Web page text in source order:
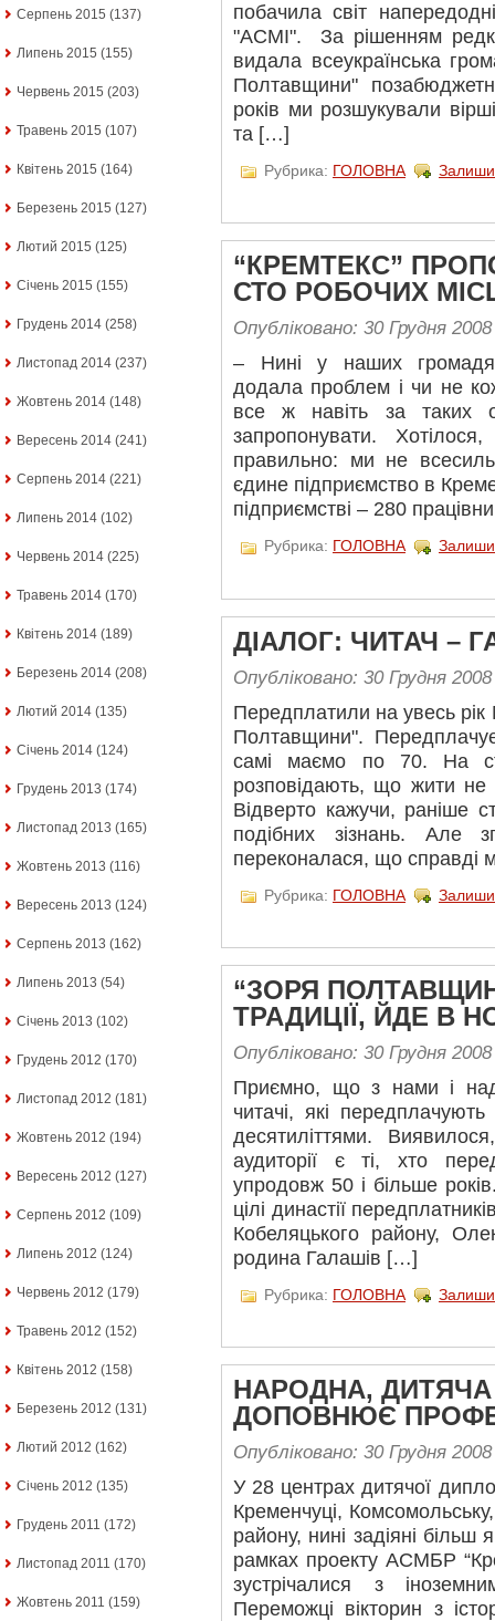
Серпень 2015 (137)
Липень 2015 (155)
Червень 2015 (203)
Травень 2015 (107)
Квітень 2015 (164)
Березень 2015 (127)
Лютий 2015 (125)
Січень 2015 (155)
Грудень 2014 (258)
Листопад 2014 (237)
Жовтень 2014 (148)
Вересень 2014 (241)
Серпень 2014 (221)
Липень 2014 (102)
Червень 2014 (225)
Травень 2014 (170)
Квітень 2014 (189)
Березень 2014 (208)
Лютий 2014 (135)
Січень 2014 (124)
Грудень 2013 (174)
Листопад 2013 (165)
Жовтень 2013 (116)
Вересень 2013 (124)
Серпень 2013 (162)
Липень 2013 (54)
Січень 2013 (102)
Грудень 2012 (170)
Листопад 2012 (181)
Жовтень 2012 (194)
Вересень 2012 (127)
Серпень 2012 (109)
Липень 2012 (124)
Червень 2012 (179)
Травень 2012 (152)
Квітень 2012 (158)
Березень 2012 (131)
Лютий 2012 (162)
Січень 2012 (135)
Грудень 2011 (172)
Листопад 2011 (170)
Жовтень 2011 (159)
побачила світ
"АСМІ". За рішенням
видала всеукраїнська
Полтавщини"
років ми розшукували
та […]
Рубрика: ГОЛОВНА
“КРЕМТЕКС”
СТО РОБОЧИХ
Опубліковано: 30 Грудня 2008
– Нині у наших
додала проблем і чи не
все ж навіть за таких
запропонувати.
правильно: ми не
єдине підприємство в
підприємстві – 280
Рубрика: ГОЛОВНА
ДІАЛОГ: ЧИТАЧ –
Опубліковано: 30 Грудня 2008
Передплатили на увесь
Полтавщини".
самі маємо по 70. На
розповідають, що жити не
Відверто кажучи, раніше
подібних зізнань. Але
переконалася, що справді
Рубрика: ГОЛОВНА
“ЗОРЯ
ТРАДИЦІЇ, ЙДЕ В
Опубліковано: 30 Грудня 2008
Приємно, що з нами і
читачі, які
десятиліттями.
аудиторії є ті, хто
упродовж 50 і більше
цілі династії
Кобеляцького району,
родина Галашів […]
Рубрика: ГОЛОВНА
НАРОДНА,
ДОПОВНЮЄ
Опубліковано: 30 Грудня 2008
У 28 центрах дитячої
Кременчуці,
району, нині задіяні
рамках проекту АСМБР
зустрічалися з
Переможці вікторин з